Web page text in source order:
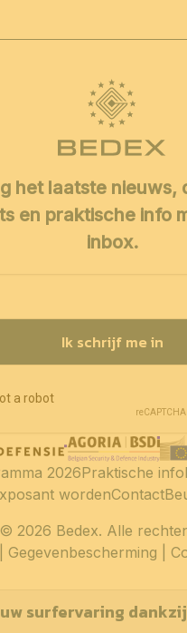
het laatste nieuws,
en praktische info
inbox.
Ik schrijf me in
2026 Bedex. Alle
Gegevenbescherming
2026Praktische info
wordenContact
surfervaring